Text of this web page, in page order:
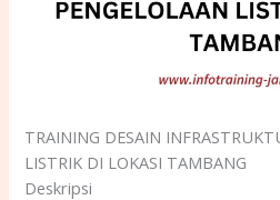
TRAINING DESAIN
LISTRIK DI LOKASI TAMBANG
Deskripsi